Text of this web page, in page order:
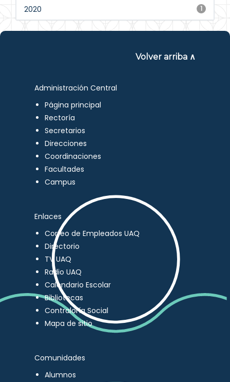
1
2020
Volver arriba ∧
Administración Central
Página principal
Rectoría
Secretarios
Direcciones
Coordinaciones
Facultades
Campus
Enlaces
Correo de Empleados UAQ
Directorio
TV UAQ
Radio UAQ
Calendario Escolar
Bibliotecas
Contraloría Social
Mapa de sitio
Comunidades
Alumnos